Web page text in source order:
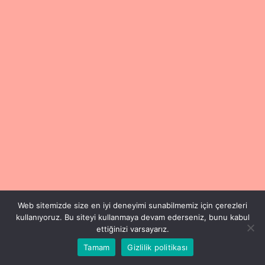
Copyright © 2024 Füsun Esen
Web sitemizde size en iyi deneyimi sunabilmemiz için çerezleri
kullanıyoruz. Bu siteyi kullanmaya devam ederseniz, bunu kabul
ettiğinizi varsayarız.
Tamam
Gizlilik politikası